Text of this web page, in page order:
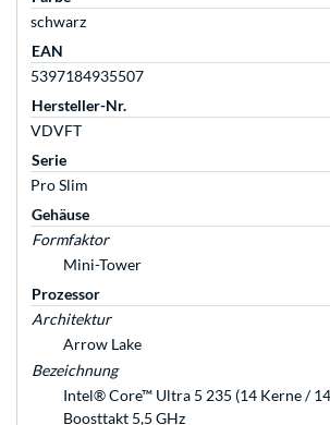
schwarz
EAN
5397184935507
Hersteller-Nr.
VDVFT
Serie
Pro Slim
Gehäuse
Formfaktor
Mini-Tower
Prozessor
Architektur
Arrow Lake
Bezeichnung
Intel® Core™ Ultra 5 235 (14 Kerne /
Boosttakt 5,5 GHz